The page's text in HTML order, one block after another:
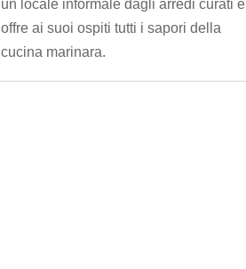
un locale informale dagli arredi curati e
offre ai suoi ospiti tutti i sapori della
cucina marinara.